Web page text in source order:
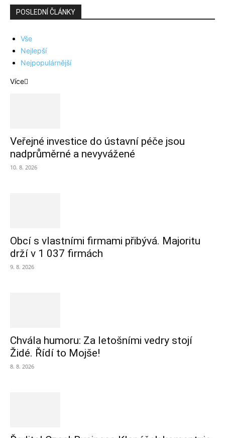
POSLEDNÍ ČLÁNKY
Vše
Nejlepší
Nejpopulárnější
Více
Veřejné investice do ústavní péče jsou
nadprůměrné a nevyvážené
10. 8. 2026
Obcí s vlastními firmami přibývá. Majoritu
drží v 1 037 firmách
9. 8. 2026
Chvála humoru: Za letošními vedry stojí
Židé. Řídí to Mojše!
8. 8. 2026